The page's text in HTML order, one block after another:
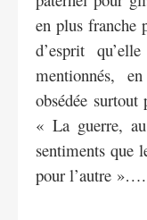
en plus franche
d’esprit
mentionnés,
obsédée
« La guerre,
sentiments que
pour l’autre »….